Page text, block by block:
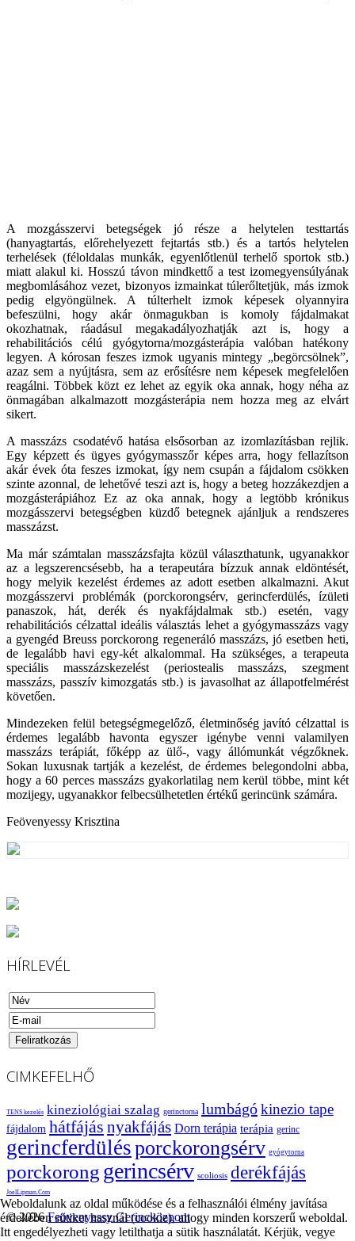
A mozgásszervi betegségek jó része a helytelen testtartás
(hanyagtartás, előrehelyezett fejtartás stb.) és a tartós helytelen
terhelések (féloldalas munkák, egyenlőtlenül terhelő sportok stb.)
miatt alakul ki. Hosszú távon mindkettő a test izomegyensúlyának
megbomlásához vezet, bizonyos izmainkat túlerőltetjük, más izmok
pedig elgyöngülnek. A túlterhelt izmok képesek olyannyira
befeszülni, hogy akár önmagukban is komoly fájdalmakat
okozhatnak, ráadásul megakadályozhatják azt is, hogy a
rehabilitációs célú gyógytorna/mozgásterápia valóban hatékony
legyen. A kórosan feszes izmok ugyanis mintegy „begörcsölnek”,
azaz sem a nyújtásra, sem az erősítésre nem képesek megfelelően
reagálni. Többek közt ez lehet az egyik oka annak, hogy néha az
önmagában alkalmazott mozgásterápia nem hozza meg az elvárt
sikert.
A masszázs csodatévő hatása elsősorban az izomlazításban rejlik.
Egy képzett és ügyes gyógymasszőr képes arra, hogy fellazítson
akár évek óta feszes izmokat, így nem csupán a fájdalom csökken
szinte azonnal, de lehetővé teszi azt is, hogy a beteg hozzákezdjen a
mozgásterápiához Ez az oka annak, hogy a legtöbb krónikus
mozgásszervi betegségben küzdő betegnek ajánljuk a rendszeres
masszázst.
Ma már számtalan masszázsfajta közül választhatunk, ugyanakkor
az a legszerencsésebb, ha a terapeutára bízzuk annak eldöntését,
hogy melyik kezelést érdemes az adott esetben alkalmazni. Akut
mozgásszervi problémák (porckorongsérv, gerincferdülés, ízületi
panaszok, hát, derék és nyakfájdalmak stb.) esetén, vagy
rehabilitációs célzattal ideális választás lehet a gyógymasszázs vagy
a gyengéd Breuss porckorong regeneráló masszázs, jó esetben heti,
de legalább havi egy-két alkalommal. Ha szükséges, a terapeuta
speciális masszázskezelést (periostealis masszázs, szegment
masszázs, passzív kimozgatás stb.) is javasolhat az állapotfelmérést
követően.
Mindezeken felül betegségmegelőző, életminőség javító célzattal is
érdemes legalább havonta egyszer igénybe venni valamilyen
masszázs terápiát, főképp az ülő-, vagy állómunkát végzőknek.
Sokan luxusnak tartják a kezelést, de érdemes belegondolni abba,
hogy a 60 perces masszázs gyakorlatilag nem kerül többe, mint két
mozijegy, ugyanakkor felbecsülhetetlen értékű gerincünk számára.
Feövenyessy Krisztina
HÍRLEVÉL
CIMKEFELHŐ
TENS kezelés kineziológiai szalag gerinctorna lumbágókinezio tape
fájdalom hátfájás nyakfájás Dorn terápia terápia gerinc
gerincferdülésporckorongsérv gyógytorna
porckorong gerincsérv scoliosis derékfájás
JoelLipman.Com
© 2026Feövenyessy Gerincközpont
Weboldalunk az oldal működése és a felhasználói élmény javítása
érdekében sütiket használ (cookie), ahogy minden korszerű weboldal.
Itt engedélyezheti vagy letilthatja a sütik használatát. Kérjük, vegye